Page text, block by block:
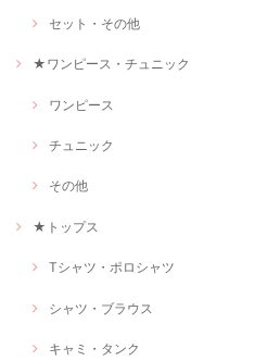
セット・その他
★ワンピース・チュニック
ワンピース
チュニック
その他
★トップス
Tシャツ・ポロシャツ
シャツ・ブラウス
キャミ・タンク